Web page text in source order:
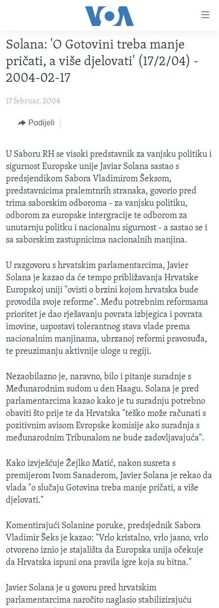
glavni
sadržaj
Pređi
na
glavnu
VIDEO
VIJESTI
SJEDINJENE AMERIČKE DRŽAVE
SVIJET
NAUKA I TEHNOLOGIJA
KORUPCIJA
SLOBODA MEDIJA
ŽENSKA STRANA
IZBJEGLIČKA STRANA
MAGAZIN
Learning English
PRATITE NAS
Jezici
Solana: 'O Gotovini treba manje
pričati, a više djelovati' (17/2/04) -
2004-02-17
17 februar, 2004
Podijeli
U Saboru RH se visoki predstavnik za vanjsku politiku i
sigurnost Europske unije Javiar Solana sastao s
predsjendikom Sabora Vladimirom Šeksom,
predstavnicima pralemtnrih stranaka, govorio pred
trima saborskim odboroma - za vanjsku politiku,
odborom za europske intergracije te odborom za
unutarnju politku i nacionalnu sigurnost - a sastao se i
sa saborskim zastupnicima nacionalnih manjina.
U razgovoru s hrvatskim parlamentarcima, Javier
Solana je kazao da će tempo približavanja Hrvatske
Europskoj uniji "ovisti o brzini kojom hrvatska bude
provodila svoje reforme". Među potrebnim reformama
prioritet je dao rješavanju povrata izbjegica i povrata
imovine, uspostavi tolerantnog stava vlade prema
nacionalnim manjinama, ubrzanoj reformi pravosuđa,
te preuzimanju aktivnije uloge u regiji.
Nezaobilazno je, naravno, bilo i pitanje suradnje s
Međunarodnim sudom u den Haagu. Solana je pred
parlamentarcima kazao kako je tu suradnju potrebno
obaviti što prije te da Hrvatska "teško može računati s
pozitivnim avisom Evropske komisije ako suradnja s
međunarodnim Tribunalom ne bude zadovljavajuća".
Kako izvješćuje Žejlko Matić, nakon susreta s
premijerom Ivom Sanaderom, Javier Solana je rekao da
vlada "o slučaju Gotovina treba manje pričati, a više
djelovati."
Komentirajući Solanine poruke, predsjednik Sabora
Vladimir Šeks je kazao: "Vrlo kristalno, vrlo jasno, vrlo
otvoreno iznio je stajališta da Europska unija očekuje
da Hrvatska ispuni ona pravila igre koja su bitna."
Javier Solana je u govoru pred hrvatskim
parlamentarcima naročito naglasio stabilizirajuću